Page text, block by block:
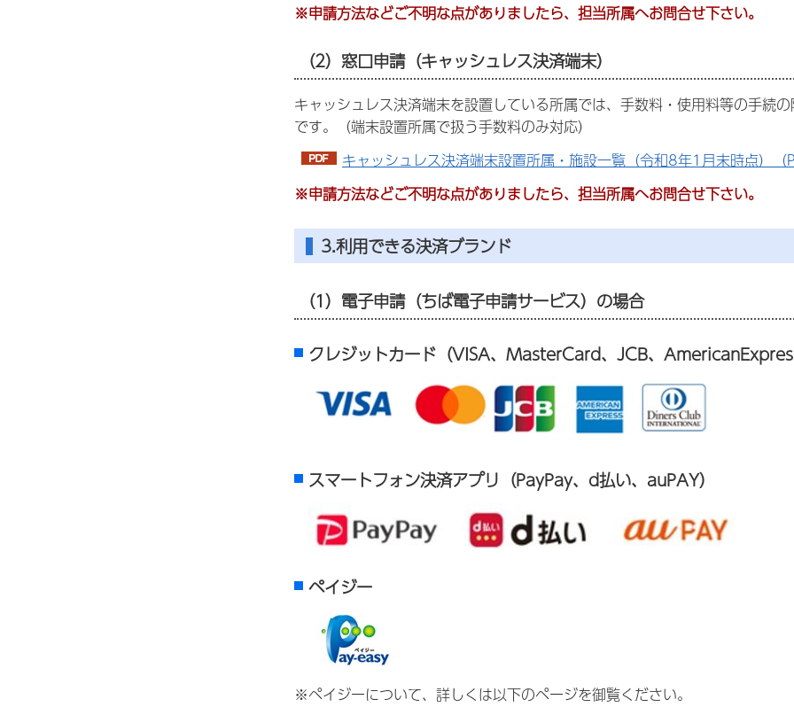
※申請方法などご不明な点がありましたら、担当所属へお問合せ下さい。
（2）窓口申請（キャッシュレス決済端末）
キャッシュレス決済端末を設置している所属では、手数料・使用料等の手続
です。（端末設置所属で扱う手数料のみ対応）
キャッシュレス決済端末設置所属・施設一覧（令和8年1月末時点）（
※申請方法などご不明な点がありましたら、担当所属へお問合せ下さい。
3.利用できる決済ブランド
（1）電子申請（ちば電子申請サービス）の場合
クレジットカード（VISA、MasterCard、JCB、
スマートフォン決済アプリ（PayPay、d払い、auPAY）
ペイジー
※ペイジーについて、詳しくは以下のページを御覧ください。